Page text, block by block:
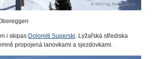
i skipas Dolomiti Superski. Lyžařská střediska
propojená lanovkami a sjezdovkami.